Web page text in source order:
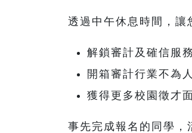
透過中午休息時間，
解鎖審計及確信服
開箱審計行業不為
獲得更多校園徵才
事先完成報名的同學